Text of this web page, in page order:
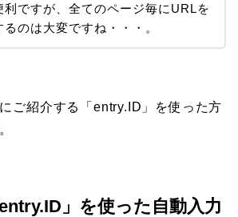
利ですが、全てのページ毎にURLを
るのは大変ですね・・・。
ご紹介する「entry.ID」を使った方
」を使った自動入力